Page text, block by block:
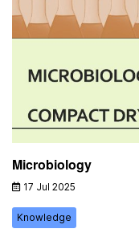
Microbiology
17 Jul 2025
Knowledge